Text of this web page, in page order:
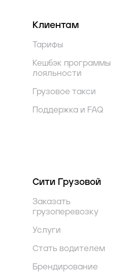
Клиентам
Тарифы
Кешбэк программы
лояльности
Грузовое такси
Поддержка и FAQ
Сити Грузовой
Заказать
грузоперевозку
Услуги
Стать водителем
Брендирование